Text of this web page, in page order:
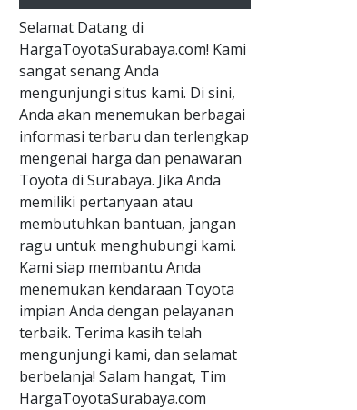
Selamat Datang di
HargaToyotaSurabaya.com! Kami
sangat senang Anda
mengunjungi situs kami. Di sini,
Anda akan menemukan berbagai
informasi terbaru dan terlengkap
mengenai harga dan penawaran
Toyota di Surabaya. Jika Anda
memiliki pertanyaan atau
membutuhkan bantuan, jangan
ragu untuk menghubungi kami.
Kami siap membantu Anda
menemukan kendaraan Toyota
impian Anda dengan pelayanan
terbaik. Terima kasih telah
mengunjungi kami, dan selamat
berbelanja! Salam hangat, Tim
HargaToyotaSurabaya.com